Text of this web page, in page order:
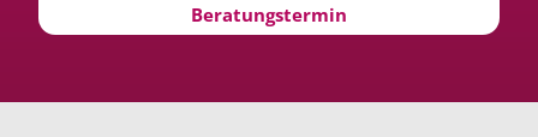
Beratungstermin